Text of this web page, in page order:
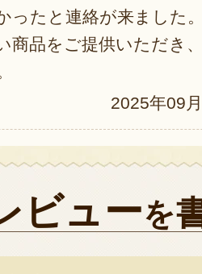
ったと連絡が来ました
商品をご提供いただき
2025年09
ビューを